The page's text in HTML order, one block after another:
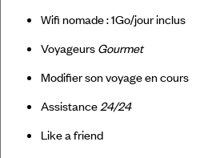
Wifi nomade : 1Go/jour inclus
Voyageurs Gourmet
Modifier son voyage en cours
Assistance24/24
Like a friend